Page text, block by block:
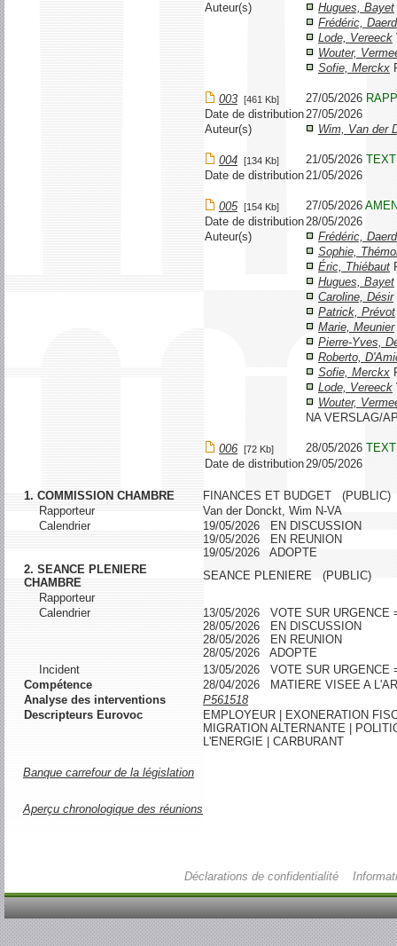
Auteur(s)
Hugues, Bayet
Frédéric,
Lode, Vereeck
Wouter,
Sofie, Merckx
003 [461 Kb] 27/05/2026
Date de distribution27/05/2026
Auteur(s)
Wim, Van der
004 [134 Kb] 21/05/2026
Date de distribution21/05/2026
005 [154 Kb] 27/05/2026
Date de distribution28/05/2026
Auteur(s)
Frédéric,
Sophie,
Éric, Thiébaut
Hugues, Bayet
Caroline, Désir
Patrick, Prévot
Marie, Meunier
Pierre-Yves,
Roberto,
Sofie, Merckx
Lode, Vereeck
Wouter,
NA VERSLAG/
006 [72 Kb] 28/05/2026
Date de distribution29/05/2026
1. COMMISSION CHAMBRE
FINANCES ET BUDGET (PUBLIC)
Rapporteur
Van der Donckt, Wim N-VA
Calendrier
19/05/2026 EN DISCUSSION
19/05/2026 EN REUNION
19/05/2026 ADOPTE
2. SEANCE PLENIERE
CHAMBRE
SEANCE PLENIERE (PUBLIC)
Rapporteur
Calendrier
13/05/2026 VOTE SUR URGENCE
28/05/2026 EN DISCUSSION
28/05/2026 EN REUNION
28/05/2026 ADOPTE
Incident
13/05/2026 VOTE SUR URGENCE
Compétence
28/04/2026 MATIERE VISEE A
Analyse des interventions
P561518
Descripteurs Eurovoc
EMPLOYEUR | EXONERATION
MIGRATION ALTERNANTE |
L'ENERGIE | CARBURANT
Banque carrefour de la législation
Aperçu chronologique des réunions
Déclarations de confidentialité